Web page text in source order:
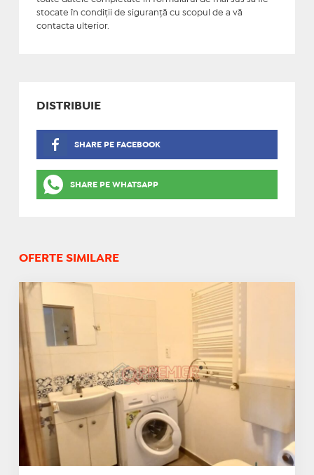
stocate în condiţii de siguranţă cu scopul de a vă
contacta ulterior.
DISTRIBUIE
SHARE PE FACEBOOK
SHARE PE WHATSAPP
OFERTE SIMILARE